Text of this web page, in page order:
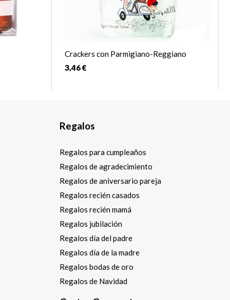
Crackers con Parmigiano-Reggiano
3,46 €
Regalos
Regalos para cumpleaños
Regalos de agradecimiento
Regalos de aniversario pareja
Regalos recién casados
Regalos recién mamá
Regalos jubilación
Regalos día del padre
Regalos día de la madre
Regalos bodas de oro
Regalos de Navidad